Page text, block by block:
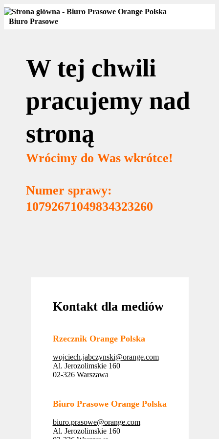
Biuro Prasowe
W tej chwili
pracujemy nad
stroną
Wrócimy do Was wkrótce!
Numer sprawy:
10792671049834323260
Kontakt dla mediów
Rzecznik Orange Polska
wojciech.jabczynski@orange.com
Al. Jerozolimskie 160
02-326 Warszawa
Biuro Prasowe Orange Polska
biuro.prasowe@orange.com
Al. Jerozolimskie 160